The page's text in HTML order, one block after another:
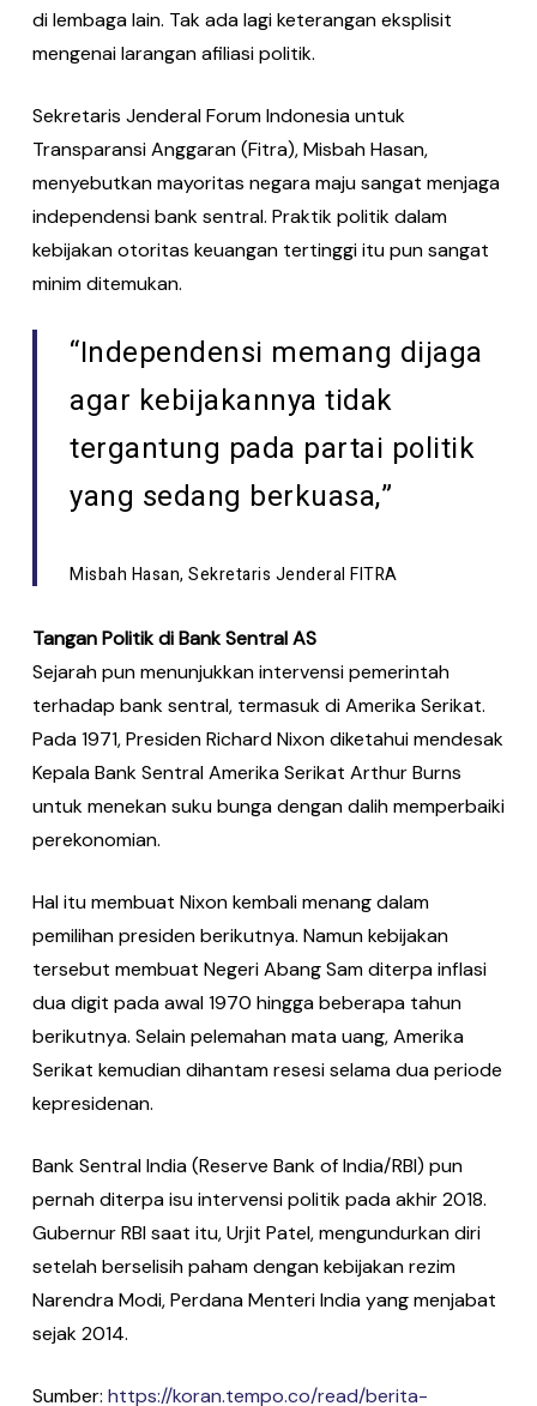
di lembaga lain. Tak ada lagi keterangan eksplisit
mengenai larangan afiliasi politik.
Sekretaris Jenderal Forum Indonesia untuk
Transparansi Anggaran (Fitra), Misbah Hasan,
menyebutkan mayoritas negara maju sangat menjaga
independensi bank sentral. Praktik politik dalam
kebijakan otoritas keuangan tertinggi itu pun sangat
minim ditemukan.
“Independensi memang dijaga
agar kebijakannya tidak
tergantung pada partai politik
yang sedang berkuasa,”
Misbah Hasan, Sekretaris Jenderal FITRA
Tangan Politik di Bank Sentral AS
Sejarah pun menunjukkan intervensi pemerintah
terhadap bank sentral, termasuk di Amerika Serikat.
Pada 1971, Presiden Richard Nixon diketahui mendesak
Kepala Bank Sentral Amerika Serikat Arthur Burns
untuk menekan suku bunga dengan dalih memperbaiki
perekonomian.
Hal itu membuat Nixon kembali menang dalam
pemilihan presiden berikutnya. Namun kebijakan
tersebut membuat Negeri Abang Sam diterpa inflasi
dua digit pada awal 1970 hingga beberapa tahun
berikutnya. Selain pelemahan mata uang, Amerika
Serikat kemudian dihantam resesi selama dua periode
kepresidenan.
Bank Sentral India (Reserve Bank of India/RBI) pun
pernah diterpa isu intervensi politik pada akhir 2018.
Gubernur RBI saat itu, Urjit Patel, mengundurkan diri
setelah berselisih paham dengan kebijakan rezim
Narendra Modi, Perdana Menteri India yang menjabat
sejak 2014.
Sumber: https://koran.tempo.co/read/berita-